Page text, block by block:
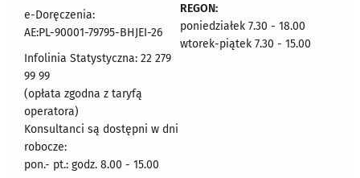
e-Doręczenia:
AE:PL-90001-79795-BHJEI-26
Infolinia Statystyczna: 22 279
99 99
(opłata zgodna z taryfą
operatora)
Konsultanci są dostępni w dni
robocze:
pon.- pt.: godz. 8.00 - 15.00
REGON:
poniedziałek 7.30 - 18.00
wtorek-piątek 7.30 - 15.00